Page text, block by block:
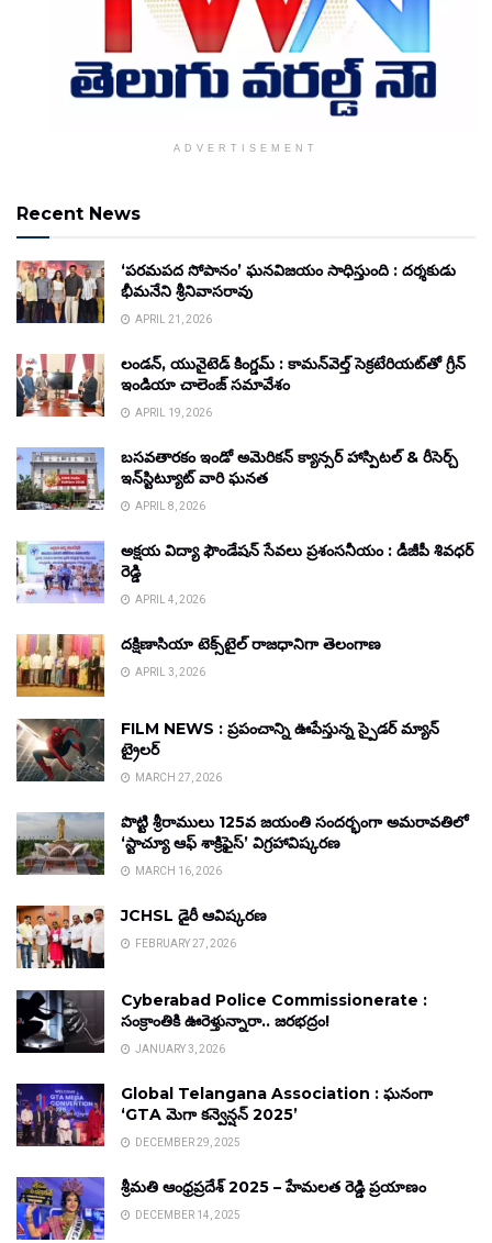
ADVERTISEMENT
Recent News
‘పరమపద సోపానం’ ఘనవిజయం సాధిస్తుంది : దర్శకుడు
భీమనేని శ్రీనివాసరావు
APRIL 21, 2026
లండన్, యునైటెడ్ కింగ్డమ్ : కామన్‌వెల్త్ సెక్రటేరియట్‌తో గ్రీన్
ఇండియా చాలెంజ్ సమావేశం
APRIL 19, 2026
బసవతారకం ఇండో అమెరికన్ క్యాన్సర్ హాస్పిటల్ & రీసెర్చ్
ఇన్‌స్టిట్యూట్ వారి ఘనత
APRIL 8, 2026
అక్షయ విద్యా ఫౌండేషన్ సేవలు ప్రశంసనీయం : డీజీపీ శివధర్
రెడ్డి
APRIL 4, 2026
దక్షిణాసియా టెక్స్‌టైల్ రాజధానిగా తెలంగాణ
APRIL 3, 2026
FILM NEWS : ప్రపంచాన్ని ఊపేస్తున్న స్పైడర్ మ్యాన్
ట్రైలర్
MARCH 27, 2026
పొట్టి శ్రీరాములు 125వ జయంతి సందర్భంగా అమరావతిలో
‘స్టాచ్యూ ఆఫ్ శాక్రిఫైస్’ విగ్రహావిష్కరణ
MARCH 16, 2026
JCHSL డైరీ ఆవిష్కరణ
FEBRUARY 27, 2026
Cyberabad Police Commissionerate :
సంక్రాంతికి ఊరెళ్తున్నారా.. జరభద్రం!
JANUARY 3, 2026
Global Telangana Association : ఘనంగా
‘GTA మెగా కన్వెన్షన్ 2025’
DECEMBER 29, 2025
శ్రీమతి ఆంధ్రప్రదేశ్ 2025 – హేమలత రెడ్డి ప్రయాణం
DECEMBER 14, 2025